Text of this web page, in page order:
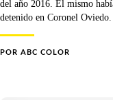
del año 2016. El mismo
detenido en Coronel Oviedo.
POR ABC COLOR